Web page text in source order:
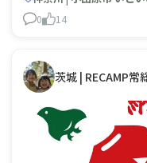
風習と、豊かな自然と
0 14
茨城 | RECAMP